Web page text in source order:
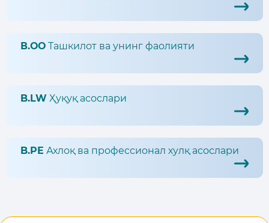
В.ОО Ташкилот ва унинг фаолияти
B.LW Ҳуқуқ асослари
B.PE Ахлоқ ва профессионал хулқ асослари